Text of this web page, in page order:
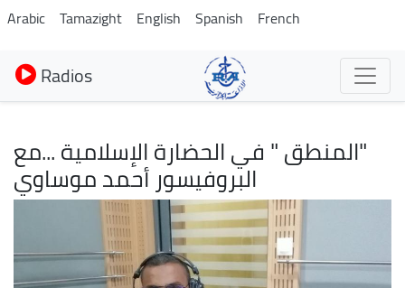
Aller
au
contenu
principal
Arabic Tamazight English Spanish French
Radios
"المنطق " في الحضارة الإسلامية ...مع
البروفيسور أحمد موساوي